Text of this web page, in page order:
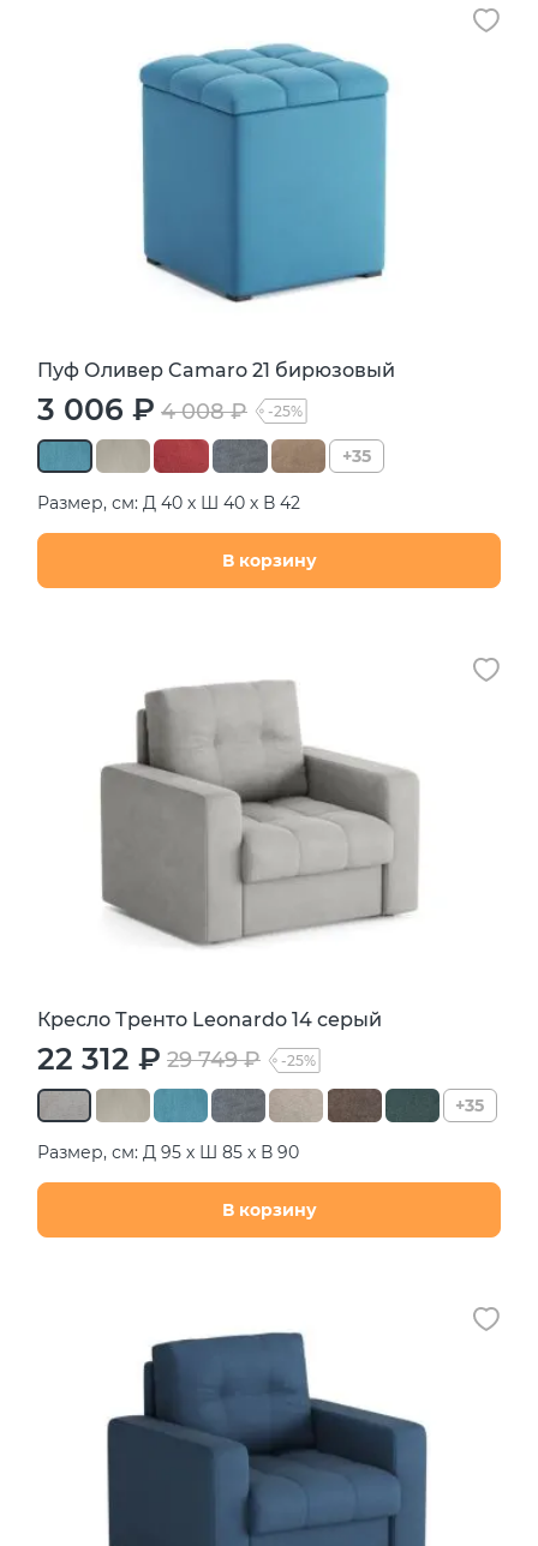
Пуф Оливер Camaro 21 бирюзовый
3 006 ₽ 4 008 ₽ -25%
+35
Размер, см: Д 40 х Ш 40 х В 42
В корзину
Кресло Тренто Leonardo 14 серый
22 312 ₽ 29 749 ₽ -25%
+35
Размер, см: Д 95 х Ш 85 х В 90
В корзину